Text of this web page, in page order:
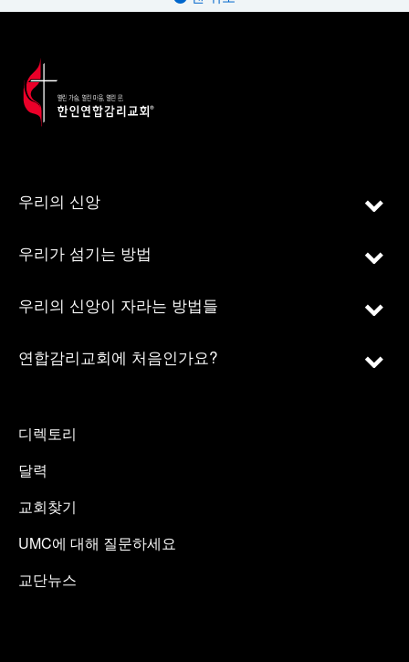
우리의 신앙
우리가 섬기는 방법
우리의 신앙이 자라는 방법들
연합감리교회에 처음인가요?
디렉토리
달력
교회찾기
UMC에 대해 질문하세요
교단뉴스